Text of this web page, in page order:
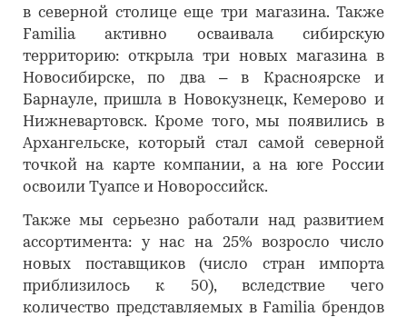
в северной столице еще три магазина. Также
Familia активно осваивала сибирскую
территорию: открыла три новых магазина в
Новосибирске, по два – в Красноярске и
Барнауле, пришла в Новокузнецк, Кемерово и
Нижневартовск. Кроме того, мы появились в
Архангельске, который стал самой северной
точкой на карте компании, а на юге России
освоили Туапсе и Новороссийск.
Также мы серьезно работали над развитием
ассортимента: у нас на 25% возросло число
новых поставщиков (число стран импорта
приблизилось к 50), вследствие чего
количество представляемых в Familia брендов